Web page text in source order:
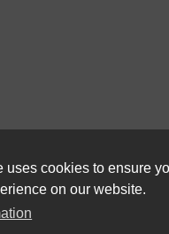
uses cookies to ensure
on our website.